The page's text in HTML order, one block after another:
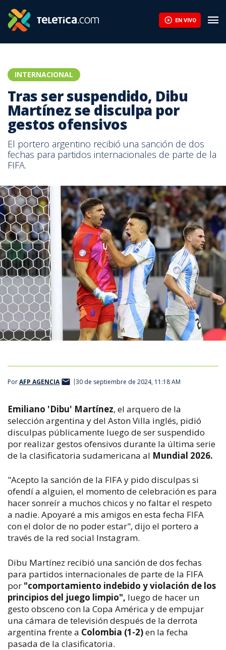
EN VIVO
INTERNACIONAL
Tras ser suspendido, Dibu
Martínez se disculpa por
gestos ofensivos
El portero argentino recibió una sanción de dos
fechas para partidos internacionales de parte de la
FIFA.
PorAFP AGENCIA 30 de septiembre de 2024, 11:18 AM
Emiliano 'Dibu' Martínez, el arquero de la
selección argentina y del Aston Villa inglés, pidió
disculpas públicamente luego de ser suspendido
por realizar gestos ofensivos durante la última serie
de la clasificatoria sudamericana al Mundial 2026.
"Acepto la sanción de la FIFA y pido disculpas si
ofendí a alguien, el momento de celebración es para
hacer sonreír a muchos chicos y no faltar el respeto
a nadie. Apoyaré a mis amigos en esta fecha FIFA
con el dolor de no poder estar", dijo el portero a
través de la red social Instagram.
Dibu Martínez recibió una sanción de dos fechas
para partidos internacionales de parte de la FIFA
por "comportamiento indebido y violación de los
principios del juego limpio", luego de hacer un
gesto obsceno con la Copa América y de empujar
una cámara de televisión después de la derrota
argentina frente a Colombia (1-2)en la fecha
pasada de la clasificatoria.